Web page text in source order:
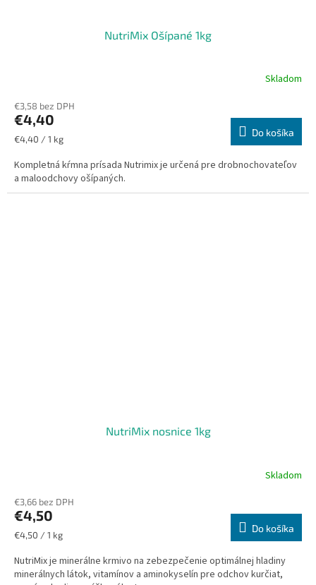
NutriMix Ošípané 1kg
Skladom
€3,58 bez DPH
€4,40
Jednotková
€4,40 / 1 kg
Do košíka
Kompletná kŕmna prísada Nutrimix je určená pre drobnochovateľov
a maloodchovy ošípaných.
NutriMix nosnice 1kg
Skladom
€3,66 bez DPH
€4,50
Jednotková
€4,50 / 1 kg
Do košíka
NutriMix je minerálne krmivo na zebezpečenie optimálnej hladiny
minerálnych látok, vitamínov a aminokyselín pre odchov kurčiat,